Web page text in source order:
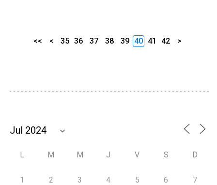
<< < 35 36 37 38 39 40 41 42 >
L M M J V S D
1 2 3 4 5 6 7